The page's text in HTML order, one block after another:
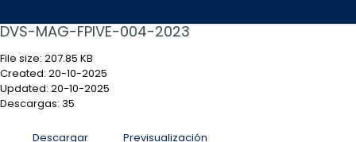
DVS-MAG-FPIVE-004-2023
File size: 207.85 KB
Created: 20-10-2025
Updated: 20-10-2025
Descargas: 35
Descargar Previsualización